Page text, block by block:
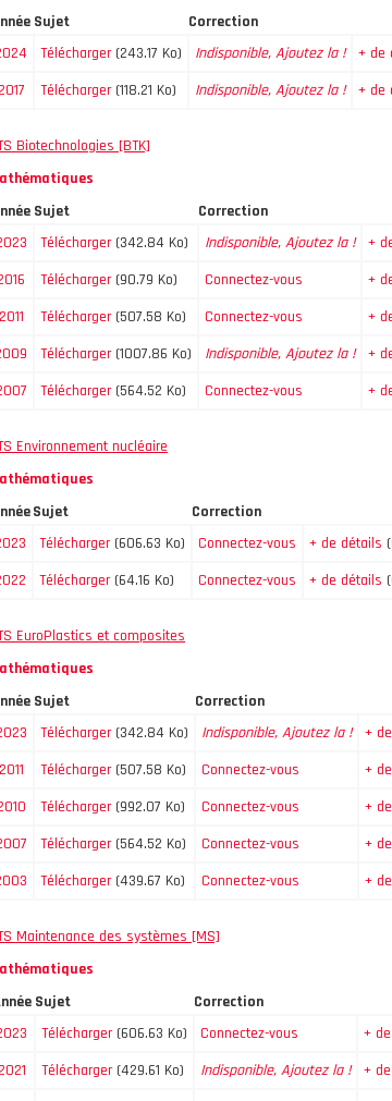
Sujet
Correction
Télécharger (243.17 Ko) Indisponible, Ajoutez la ! + de
2017 Télécharger (118.21 Ko) Indisponible, Ajoutez la ! + de
Biotechnologies [BTK]
Sujet
Correction
Télécharger (342.84 Ko) Indisponible, Ajoutez la ! +
Télécharger (90.79 Ko) Connectez-vous +
2011 Télécharger (507.58 Ko) Connectez-vous +
Télécharger (1007.86 Ko) Indisponible, Ajoutez la ! +
Télécharger (564.52 Ko) Connectez-vous +
Environnement nucléaire
Sujet
Correction
Télécharger (606.63 Ko) Connectez-vous + de détails
Télécharger (64.16 Ko) Connectez-vous + de détails
EuroPlastics et composites
Sujet
Correction
Télécharger (342.84 Ko) Indisponible, Ajoutez la ! +
2011 Télécharger (507.58 Ko) Connectez-vous +
Télécharger (992.07 Ko) Connectez-vous +
Télécharger (564.52 Ko) Connectez-vous +
Télécharger (439.67 Ko) Connectez-vous +
Maintenance des systèmes [MS]
Sujet
Correction
Télécharger (606.63 Ko) Connectez-vous +
2021 Télécharger (429.61 Ko) Indisponible, Ajoutez la ! +